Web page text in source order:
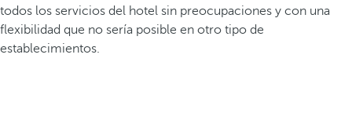
todos los servicios del hotel sin preocupaciones y con una
flexibilidad que no sería posible en otro tipo de
establecimientos.